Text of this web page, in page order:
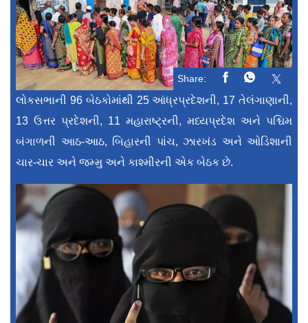
Share:
લોકસભાની 96 બેઠકોમાંથી 25 આંધ્રપ્રદેશની, 17 તેલંગાણાની,
13 ઉત્તર પ્રદેશની, 11 મહારાષ્ટ્રની, મધ્યપ્રદેશ અને પશ્ચિમ
બંગાળની આઠ-આઠ, બિહારની પાંચ, ઝારખંડ અને ઓડિશાની
ચાર-ચાર અને જમ્મુ અને કાશ્મીરની એક બેઠક છે.